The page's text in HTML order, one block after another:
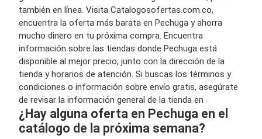
también en línea. Visita Catalogosofertas.com.co,
encuentra la oferta más barata en Pechuga y ahorra
mucho dinero en tu próxima compra. Encuentra
información sobre las tiendas donde Pechuga está
disponible al mejor precio, junto con la dirección de la
tienda y horarios de atención. Si buscas los términos y
condiciones o información sobre envío gratis, asegúrate
de revisar la información general de la tienda en
¿Hay alguna oferta en Pechuga en el
catálogo de la próxima semana?